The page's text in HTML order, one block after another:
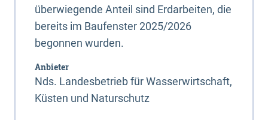
überwiegende Anteil sind Erdarbeiten, die
bereits im Baufenster 2025/2026
begonnen wurden.
Anbieter
Nds. Landesbetrieb für Wasserwirtschaft,
Küsten und Naturschutz